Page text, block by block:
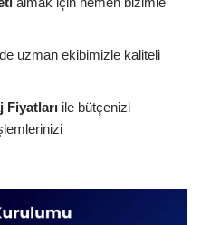
uzman ekibimizle kaliteli
Fiyatları ile bütçenizi